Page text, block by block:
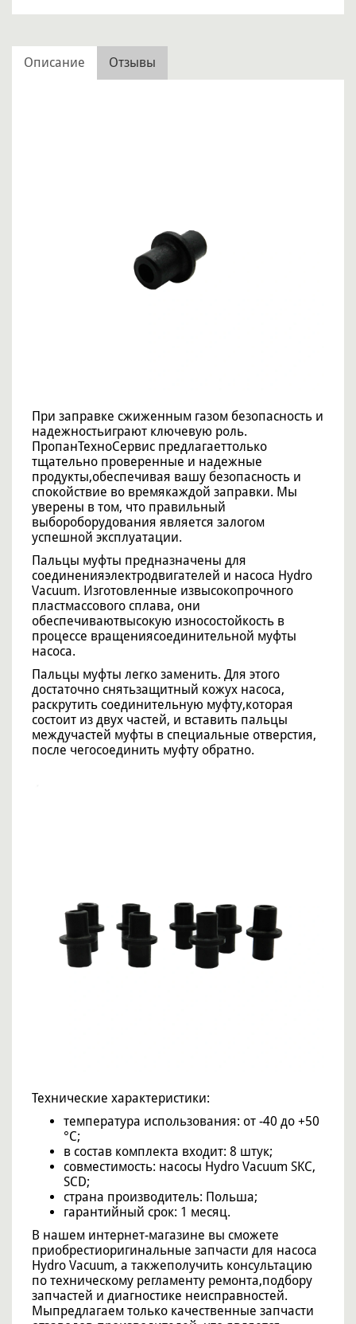
Описание Отзывы
При заправке сжиженным газом безопасность и
надежностьиграют ключевую роль.
ПропанТехноСервис предлагаеттолько
тщательно проверенные и надежные
продукты,обеспечивая вашу безопасность и
спокойствие во времякаждой заправки. Мы
уверены в том, что правильный
выбороборудования является залогом
успешной эксплуатации.
Пальцы муфты предназначены для
соединенияэлектродвигателей и насоса Hydro
Vacuum. Изготовленные извысокопрочного
пластмассового сплава, они
обеспечиваютвысокую износостойкость в
процессе вращениясоединительной муфты
насоса.
Пальцы муфты легко заменить. Для этого
достаточно снятьзащитный кожух насоса,
раскрутить соединительную муфту,которая
состоит из двух частей, и вставить пальцы
междучастей муфты в специальные отверстия,
после чегосоединить муфту обратно.
Технические характеристики:
температура использования: от -40 до +50
°C;
в состав комплекта входит: 8 штук;
совместимость: насосы Hydro Vacuum SKC,
SCD;
страна производитель: Польша;
гарантийный срок: 1 месяц.
В нашем интернет-магазине вы сможете
приобрестиоригинальные запчасти для насоса
Hydro Vacuum, а такжеполучить консультацию
по техническому регламенту ремонта,подбору
запчастей и диагностике неисправностей.
Мыпредлагаем только качественные запчасти